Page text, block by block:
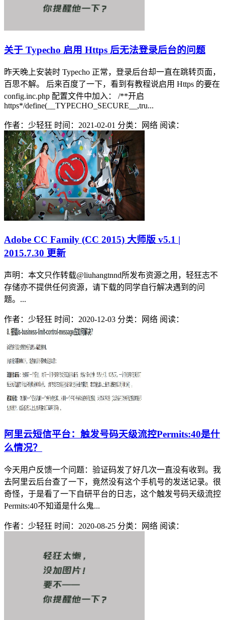
关于 Typecho 启用 Https 后无法登录后台的问题
昨天晚上安装时 Typecho 正常，登录后台却一直在跳转页面，
百思不解。 后来百度了一下，看到有教程说启用 Https 的要在
config.inc.php 配置文件中加入： /**开启
https*/define(__TYPECHO_SECURE__,tru...
作者：少轻狂 时间：2021-02-01 分类：网络 阅读：
Adobe CC Family (CC 2015) 大师版 v5.1 |
2015.7.30 更新
声明：本文只作转载@liuhangtnnd所发布资源之用，轻狂志不
存储亦不提供任何资源，请下载的同学自行解决遇到的问
题。...
作者：少轻狂 时间：2020-12-03 分类：网络 阅读：
阿里云短信平台：触发号码天级流控Permits:40是什
么情况？
今天用户反馈一个问题：验证码发了好几次一直没有收到。我
去阿里云后台查了一下，竟然没有这个手机号的发送记录。很
奇怪，于是看了一下自研平台的日志，这个触发号码天级流控
Permits:40不知道是什么鬼...
作者：少轻狂 时间：2020-08-25 分类：网络 阅读：